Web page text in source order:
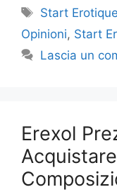
Tag
Start
Opinioni, Start
Lascia un
Erexol